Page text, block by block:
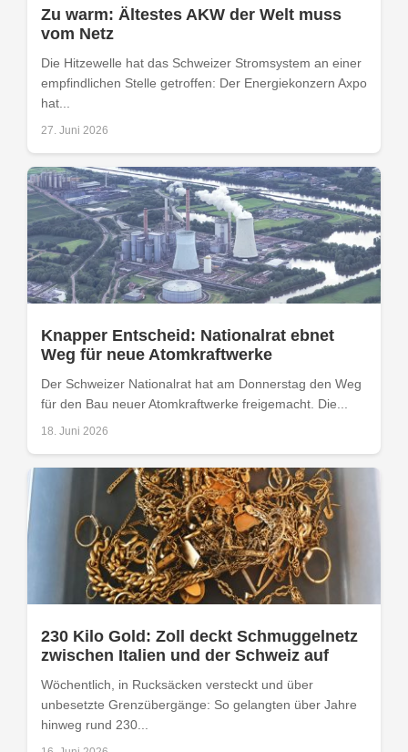
Zu warm: Ältestes AKW der Welt muss
vom Netz
Die Hitzewelle hat das Schweizer Stromsystem an einer
empfindlichen Stelle getroffen: Der Energiekonzern Axpo
hat...
27. Juni 2026
Knapper Entscheid: Nationalrat ebnet
Weg für neue Atomkraftwerke
Der Schweizer Nationalrat hat am Donnerstag den Weg
für den Bau neuer Atomkraftwerke freigemacht. Die...
18. Juni 2026
230 Kilo Gold: Zoll deckt Schmuggelnetz
zwischen Italien und der Schweiz auf
Wöchentlich, in Rucksäcken versteckt und über
unbesetzte Grenzübergänge: So gelangten über Jahre
hinweg rund 230...